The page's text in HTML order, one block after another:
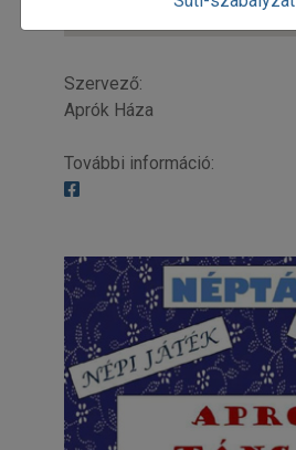
Szervező:
Aprók Háza
További információ: